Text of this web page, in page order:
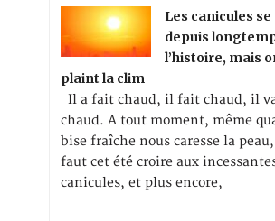
Les canicules
depuis
l’histoire, mais
plaint la clim
Il a fait chaud, il fait chaud, il
chaud. A tout moment, même
bise fraîche nous caresse la
faut cet été croire aux
canicules, et plus encore,